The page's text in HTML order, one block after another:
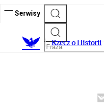
Serwisy
Rzecz o Historii